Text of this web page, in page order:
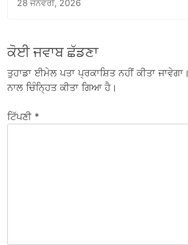
28 ਜਨਵਰੀ, 2026
ਕੋਈ ਜਵਾਬ ਛੱਡਣਾ
ਤੁਹਾਡਾ ਈਮੇਲ ਪਤਾ ਪ੍ਰਕਾਸ਼ਿਤ ਨਹੀਂ ਕੀਤਾ ਜਾਵੇਗਾ।
ਨਾਲ ਚਿੰਨ੍ਹਿਤ ਕੀਤਾ ਗਿਆ ਹੈ।
ਟਿੱਪਣੀ *